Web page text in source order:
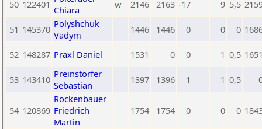
50 122401 Chiara
w 2146 2163 -17 9 5,5
51 145370 Polyshchuk
Vadym
1446 1446 0 0 0
52 148287 Praxl Daniel 1531 0 0 1 0,5
53 143410 Preinstorfer
Sebastian
1397 1396 1 1 0,5
54 120869
Rockenbauer
Friedrich
Martin
1754 1754 0 0 0